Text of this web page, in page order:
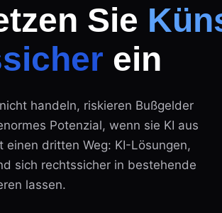
Sie
ein
handeln, riskieren Bußgelder
Potenzial, wenn sie KI aus
einen dritten Weg: KI-Lösungen,
sich rechtssicher in bestehende
lassen.